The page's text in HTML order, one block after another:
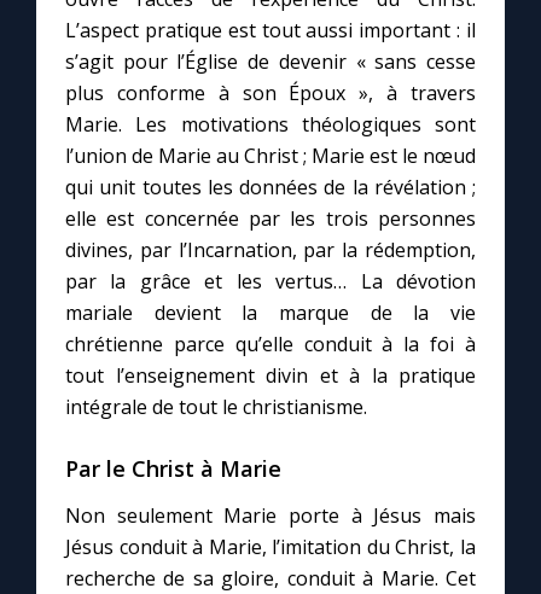
L’aspect pratique est tout aussi important : il
s’agit pour l’Église de devenir « sans cesse
plus conforme à son Époux », à travers
Marie. Les motivations théologiques sont
l’union de Marie au Christ ; Marie est le nœud
qui unit toutes les données de la révélation ;
elle est concernée par les trois personnes
divines, par l’Incarnation, par la rédemption,
par la grâce et les vertus… La dévotion
mariale devient la marque de la vie
chrétienne parce qu’elle conduit à la foi à
tout l’enseignement divin et à la pratique
intégrale de tout le christianisme.
Par le Christ à Marie
Non seulement Marie porte à Jésus mais
Jésus conduit à Marie, l’imitation du Christ, la
recherche de sa gloire, conduit à Marie. Cet